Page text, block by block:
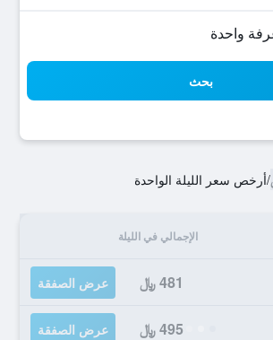
بحث
/أرخص سعر الليلة الواحدة
الإجمالي في الليلة
481 ﷼ عرض الصفقة
495 ﷼ عرض الصفقة